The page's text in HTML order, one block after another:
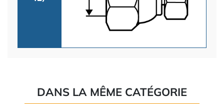
DANS LA MÊME CATÉGORIE